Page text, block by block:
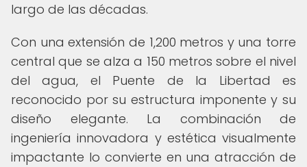
largo de las décadas.
Con una extensión de 1,200 metros y una torre
central que se alza a 150 metros sobre el nivel
del agua, el Puente de la Libertad es
reconocido por su estructura imponente y su
diseño elegante. La combinación de
ingeniería innovadora y estética visualmente
impactante lo convierte en una atracción de